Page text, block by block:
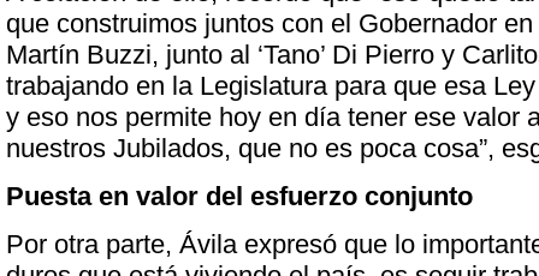
que construimos juntos con el Gobernador
Martín Buzzi, junto al ‘Tano’ Di Pierro y
trabajando en la Legislatura para que esa
y eso nos permite hoy en día tener ese valor
nuestros Jubilados, que no es poca cosa”,
Puesta en valor del esfuerzo conjunto
Por otra parte, Ávila expresó que lo